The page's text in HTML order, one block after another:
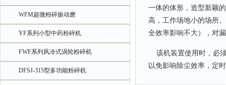
WFM超微粉碎振动磨
YF系列小型中药粉碎机
FWF系列风冷式涡轮粉碎机
DFSJ-315型多功能粉碎机
一体的体形，造型新颖
高，工作场地小的场所
全效率影响不大），对
该机装置使用时，必
以免影响除尘效率，定